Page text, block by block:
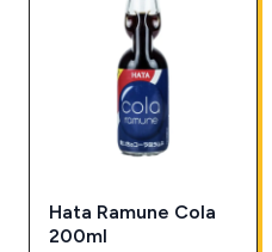
Hata Ramune Cola
200ml